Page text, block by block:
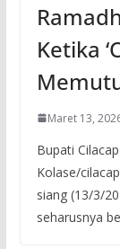
Ketika
Maret 13,
Bupati
Kolase/
siang (13/3/
seharusnya